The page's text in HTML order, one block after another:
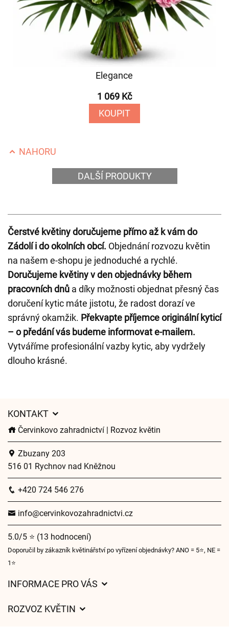
Elegance
1 069 Kč
KOUPIT
NAHORU
DALŠÍ PRODUKTY
Čerstvé květiny doručujeme přímo až k vám do
Zádolí i do okolních obcí. Objednání rozvozu květin
na našem e-shopu je jednoduché a rychlé.
Doručujeme květiny v den objednávky během
pracovních dnů a díky možnosti objednat přesný čas
doručení kytic máte jistotu, že radost dorazí ve
správný okamžik. Překvapte příjemce originální kyticí
– o předání vás budeme informovat e-mailem.
Vytváříme profesionální vazby kytic, aby vydržely
dlouho krásné.
KONTAKT
Červinkovo zahradnictví | Rozvoz květin
Zbuzany 203
516 01 Rychnov nad Kněžnou
+420 724 546 276
info@cervinkovozahradnictvi.cz
5.0/5 ⭐ (13 hodnocení)
Doporučil by zákazník květinářství po vyřízení objednávky? ANO = 5⭐, NE =
1⭐
INFORMACE PRO VÁS
ROZVOZ KVĚTIN